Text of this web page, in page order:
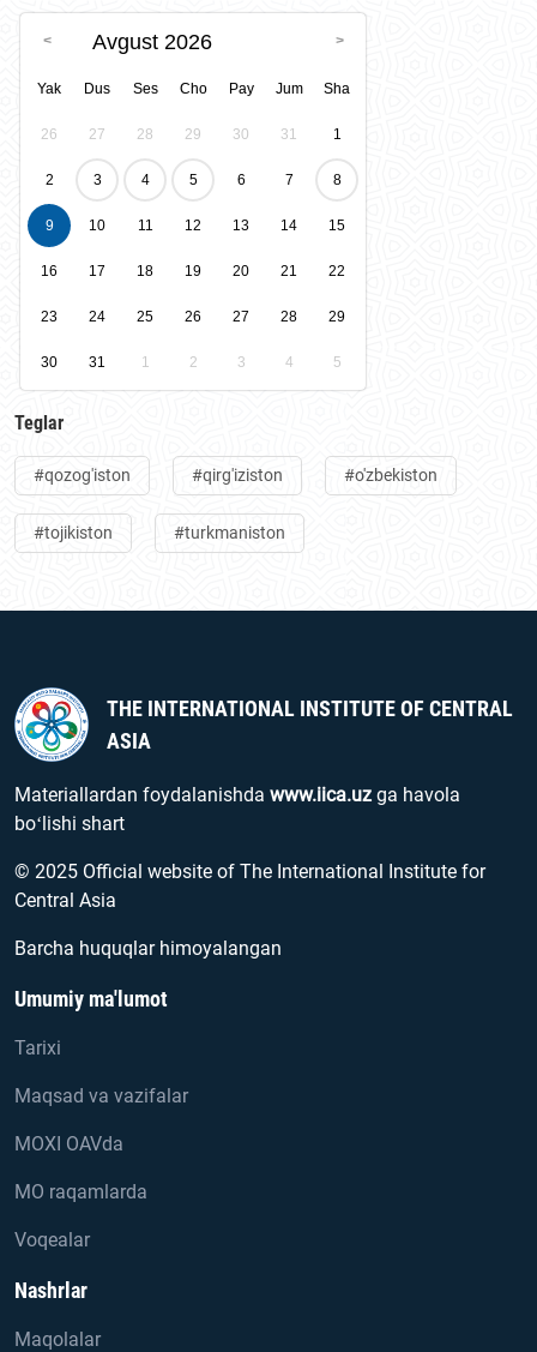
Avgust 2026
Yak Dus Ses Cho Pay Jum Sha
26 27 28 29 30 31 1
2 3 4 5 6 7 8
9 10 11 12 13 14 15
16 17 18 19 20 21 22
23 24 25 26 27 28 29
30 31 1 2 3 4 5
Teglar
#qozog'iston #qirg'iziston #o'zbekiston
#tojikiston #turkmaniston
THE INTERNATIONAL INSTITUTE OF CENTRAL
ASIA
Materiallardan foydalanishda www.iica.uz ga havola
boʻlishi shart
© 2025 Official website of The International Institute for
Central Asia
Barcha huquqlar himoyalangan
Umumiy ma'lumot
Tarixi
Maqsad va vazifalar
MOXI OAVda
MO raqamlarda
Voqealar
Nashrlar
Maqolalar